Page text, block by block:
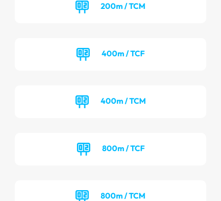
200m / TCM
400m / TCF
400m / TCM
800m / TCF
800m / TCM